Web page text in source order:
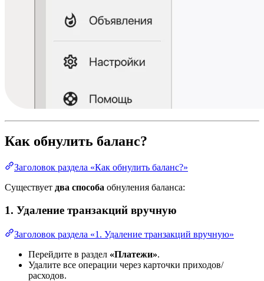
Как обнулить баланс?
Заголовок раздела «Как обнулить баланс?»
Существует два способа обнуления баланса:
1. Удаление транзакций вручную
Заголовок раздела «1. Удаление транзакций вручную»
Перейдите в раздел «Платежи».
Удалите все операции через карточки приходов/
расходов.